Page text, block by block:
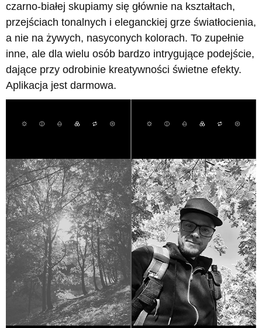
czarno-białej skupiamy się głównie na kształtach,
przejściach tonalnych i eleganckiej grze światłocienia,
a nie na żywych, nasyconych kolorach. To zupełnie
inne, ale dla wielu osób bardzo intrygujące podejście,
dające przy odrobinie kreatywności świetne efekty.
Aplikacja jest darmowa.